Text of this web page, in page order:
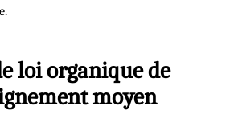
loi organique de
moyen